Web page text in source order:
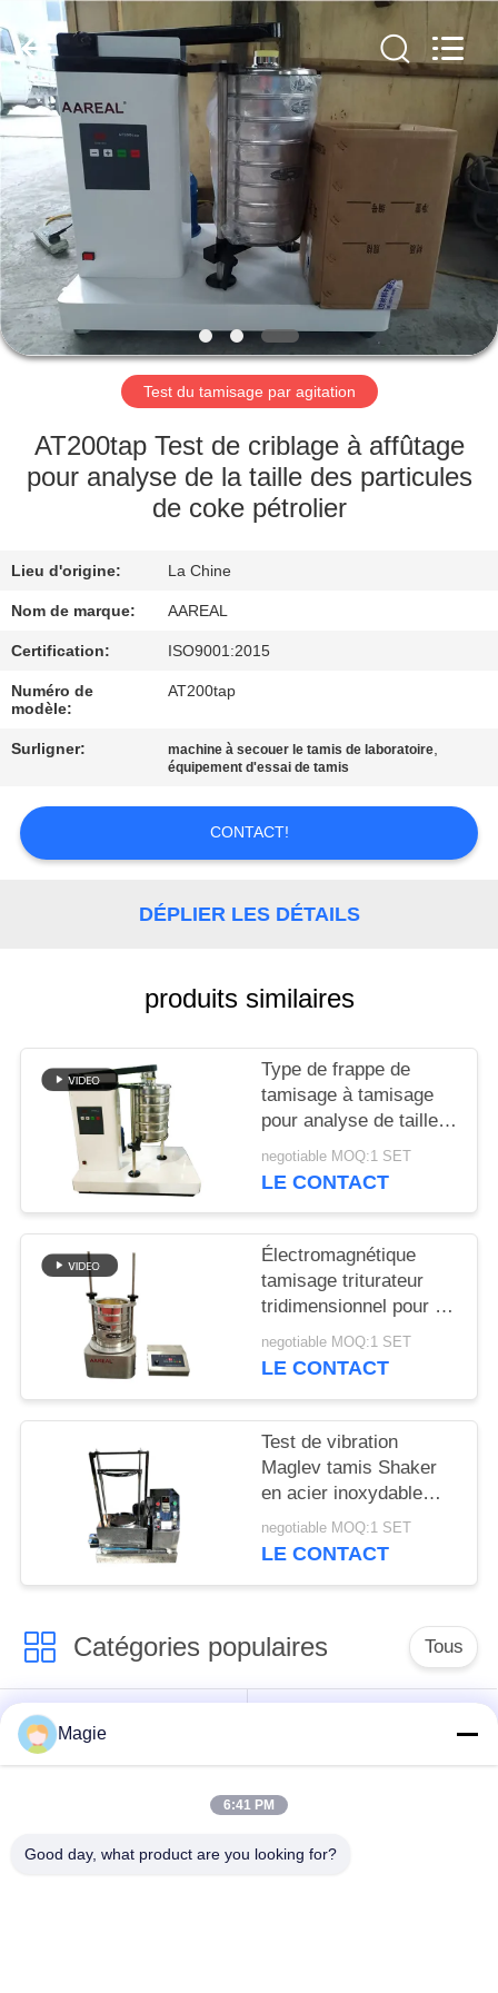
À
LA
MAISON
PRODUITS
À
PROPOS
NOUS
L'USINE
CONTRÔLE
DE
QUALITÉ
NOUS
CONTACTER
PLAN
DU
PRIVACY
POLICY
AAREAL
Machine
Co.,Ltd.
Rights
Reserved.
Test du tamisage par agitation
AT200tap Test de criblage à affûtage
pour analyse de la taille des particules
de coke pétrolier
Lieu d'origine: La Chine
Nom de marque: AAREAL
Certification: ISO9001:2015
Numéro de
modèle:
AT200tap
Surligner: machine à secouer le tamis de laboratoire,
équipement d'essai de tamis
CONTACT!
DÉPLIER LES DÉTAILS
produits similaires
Type de frappe de
tamisage à tamisage
pour analyse de taille
de particules en
laboratoire
negotiable MOQ:1 SET
LE CONTACT
Électromagnétique
tamisage triturateur
tridimensionnel pour l'
inspection de
granularité de
negotiable MOQ:1 SET
LE CONTACT
Test de vibration
Maglev tamis Shaker
en acier inoxydable
multi-mouvement pour
le tonique
negotiable MOQ:1 SET
LE CONTACT
Catégories populaires Tous
Vibro machine à
écran
Culbuteur Screening
Magie
6:41 PM
Good day, what product are you looking for?